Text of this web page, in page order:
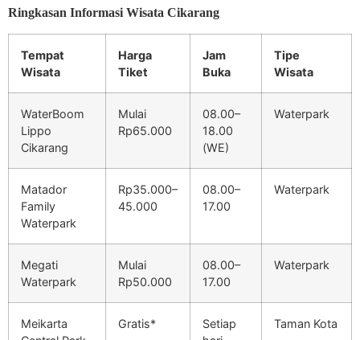
Ringkasan Informasi Wisata Cikarang
Tempat
Wisata
Harga
Tiket
Jam
Buka
Tipe
Wisata
WaterBoom
Lippo
Cikarang
Mulai
Rp65.000
08.00–
18.00
(WE)
Waterpark
Matador
Family
Waterpark
Rp35.000–
45.000
08.00–
17.00
Waterpark
Megati
Waterpark
Mulai
Rp50.000
08.00–
17.00
Waterpark
Meikarta
Gratis*
Setiap
Taman Kota